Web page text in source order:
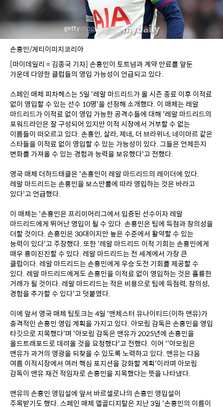
손흥민/게티이미지코리아
[마이데일리 = 김종국 기자] 손흥민이 토트넘과 계약 만료를 앞둔
가운데 다양한 클럽들의 영입 가능성이 언급되고 있다.
스페인 매체 피차헤스는 5일 '레알 마드리드가 올 시즌 종료 이후 이적료
없이 영입할 수 있는 선수 10명'을 선정해 소개했다. 이 매체는 레알
마드리드가 이적료 없이 영입 가능한 공격수들에 대해 '레알 마드리드의
포워드라인은 잘 구성되어 있지만 이적 시장에서 거부할 수 없는
이름들이 떠오르고 있다. 손흥민, 살라, 제네, 더 브라위너, 네이마르 같은
스타들을 이적료 없이 영입할 수 있는 가능성이 있다. 그들은 언제든지
변화를 가져올 수 있는 경험과 능력을 보유했다'고 전했다.
영국 매체 더하드태클은 '손흥민이 레알 마드리드의 레이더에 있다.
레알 마드리드는 손흥민을 보스만룰에 따라 영입하는 것은 바라고
있다'고 언급했다.
이 매체는 '손흥민은 프리미어리그에서 입증된 선수이자 레알
마드리드에게 뛰어난 영입이 될 수 있다. 손흥민은 팀에 득점과 창의성을
더할 것이다. 손흥민은 30대이지만 높은 수준에서 활약할 수 있는
능력이 있다'고 주장했다. 또한 '레알 마드리드 이적 기회는 손흥민에게
매우 흥미진진할 수 있다. 레알 마드리드는 전 세계에서 가장 큰
클럽이다. 레알 마드리드는 손흥민에게 우승 도전 기회를 제공할 수
있다. 레알 마드리드에게도 손흥민을 이적료 없이 영입하는 것은 훌륭한
거래가 될 것이다. 레알 마드리드는 적은 비용으로 팀에 득점력, 창의성,
경험을 추가할 수 있다'고 덧붙였다.
이에 앞서 영국 매체 팀토크는 4일 '맨체스터 유나이티드(이하 맨유)가
충격적인 손흥민 영입 계획을 가지고 있다. 아모림 감독은 손흥민을 영입
타깃으로 지목했다'며 '아모림 감독은 맨유가 2025년에 손흥민을
올드트래포드로 데려올 것을 요청했다'고 전했다. 이어 ''아모림은
맨유가 과거의 영광을 되찾을 수 있도록 노력하고 있다. 맨유는 다음
여름 이적시장에서 여러 핵심 포지션을 강화할 계획'이라며 아모림
감독이 맨유 재건 적임자로 손흥민을 지목했다는 뜻을 나타냈다.
맨유의 손흥민 영입설에 앞서 바르셀로나의 손흥민 영입설이
주목받기도 했다. 스페인 매체 엘골디지탈은 지난 3일 '손흥민의 이름이